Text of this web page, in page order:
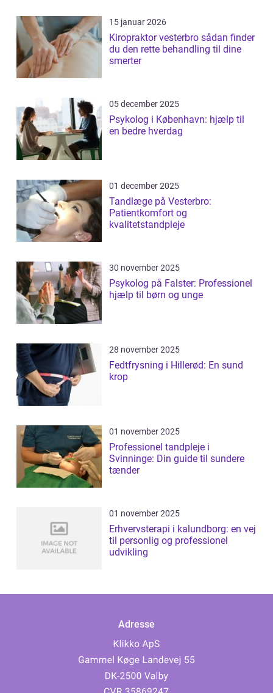
15 januar 2026
Kiropraktor vesterbro sådan finder
du den rette behandling til dine
smerter
05 december 2025
Psykolog i København: hjælp til
en bedre hverdag
01 december 2025
Tandlæge på Vesterbro:
Patientkomfort og
kvalitetstandpleje
30 november 2025
Psykolog på Falster: Professionel
hjælp til børn og unge
28 november 2025
Fedtfrysning i Hillerød: En sund
krop
01 november 2025
Professionel tandpleje i
Svinninge: Din guide til sundere
tænder
01 november 2025
Erhvervsterapi i kalundborg: en vej
til personlig og professionel
udvikling
Adresse